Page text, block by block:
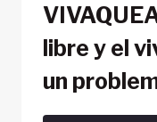
libre y el
un